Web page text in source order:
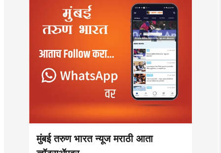
मुंबई तरुण भारत न्यूज मराठी आता